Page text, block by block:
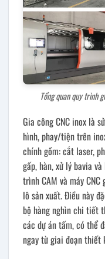
Tổng quan quy trình
Gia công CNC inox là
hình, phay/tiện trên
chính gồm: cắt laser,
gấp, hàn, xử lý bavia
trình CAM và máy
lô sản xuất. Điều này
bộ hàng nghìn chi tiết
các dự án tấm, có thể
ngay từ giai đoạn thiết